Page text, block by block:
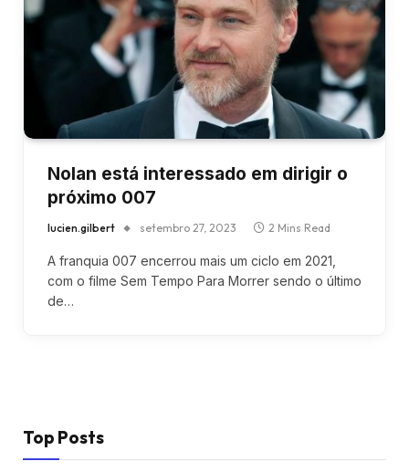
Nolan está interessado em dirigir o
próximo 007
lucien.gilbert setembro 27, 2023 2 Mins Read
A franquia 007 encerrou mais um ciclo em 2021,
com o filme Sem Tempo Para Morrer sendo o último
de…
Top Posts